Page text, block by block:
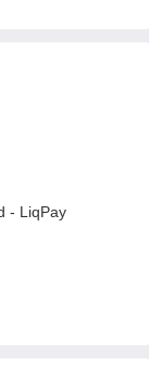
- LiqPay